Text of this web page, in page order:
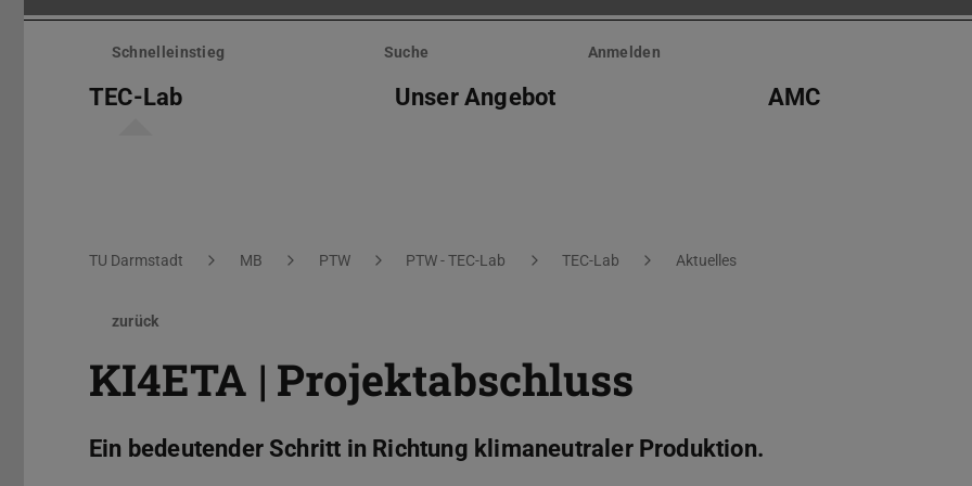
Menü
überspringenSchnelleinstieg Suche Anmelden
TEC-Lab Unser Angebot AMC
Sie befinden sich hier:
TU Darmstadt MB PTW PTW - TEC-Lab TEC-Lab Aktuelles
zurück
KI4ETA | Projektabschluss
Ein bedeutender Schritt in Richtung klimaneutraler Produktion.